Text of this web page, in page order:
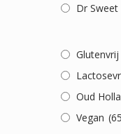
Dr Sweet
Glutenvrij
Oud
Vegan